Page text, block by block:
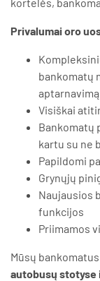
Privalumai oro
bankomatų
Visiškai
Bankomatų
kartu su ne
Papildomi
Grynųjų
Naujausios
funkcijos
Priimamos
Mūsų
autobusų stotyse